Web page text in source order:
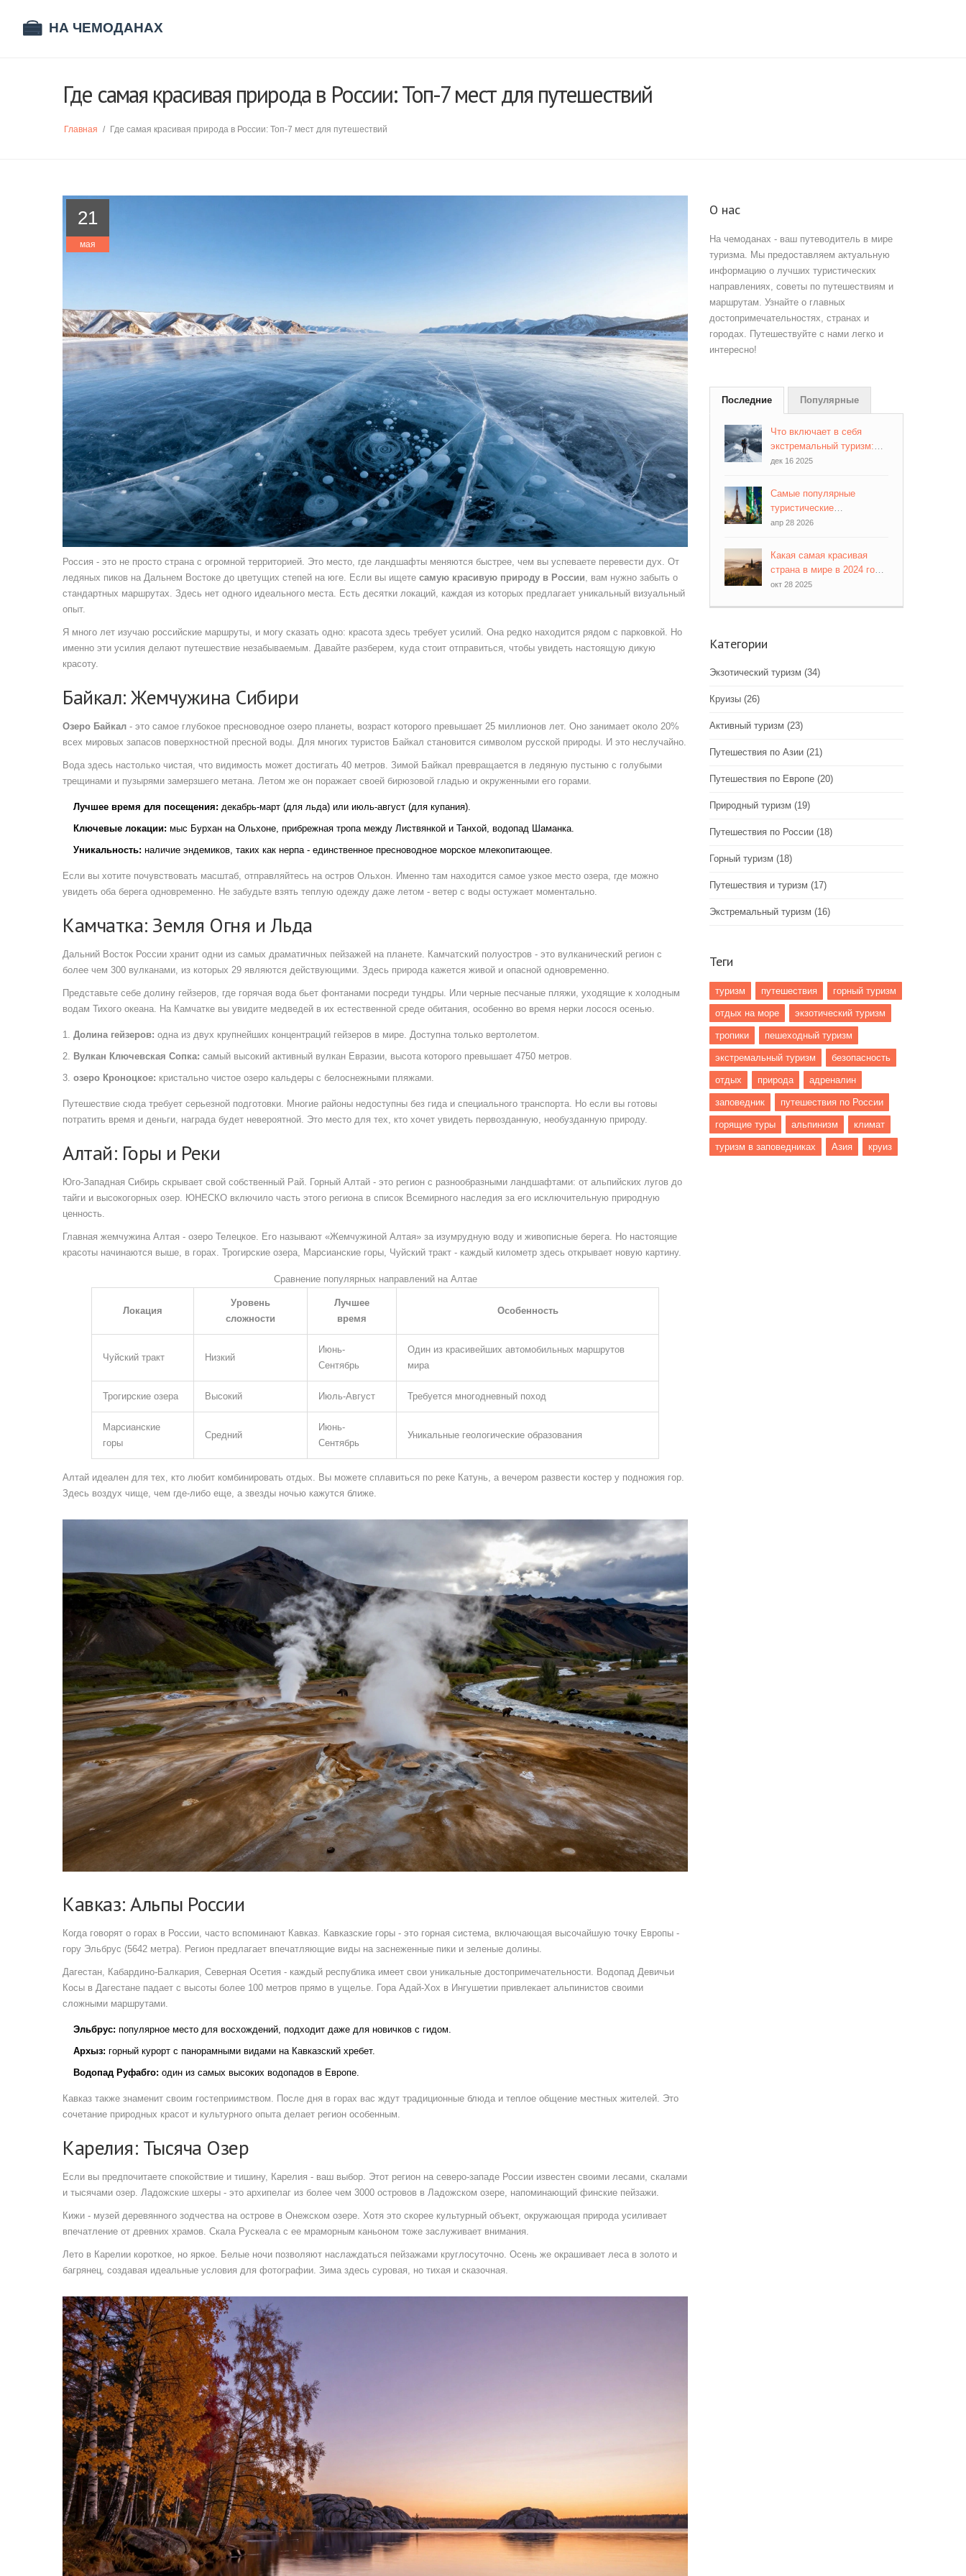
Где самая красивая природа в России: Топ-7 мест для путешествий
Главная / Где самая красивая природа в России: Топ-7 мест для путешествий
21
мая
Россия - это не просто страна с огромной территорией. Это место, где ландшафты меняются быстрее, чем вы успеваете перевести дух. От
ледяных пиков на Дальнем Востоке до цветущих степей на юге. Если вы ищете самую красивую природу в России, вам нужно забыть о
стандартных маршрутах. Здесь нет одного идеального места. Есть десятки локаций, каждая из которых предлагает уникальный визуальный
опыт.
Я много лет изучаю российские маршруты, и могу сказать одно: красота здесь требует усилий. Она редко находится рядом с парковкой. Но
именно эти усилия делают путешествие незабываемым. Давайте разберем, куда стоит отправиться, чтобы увидеть настоящую дикую
красоту.
Байкал: Жемчужина Сибири
Озеро Байкал - это самое глубокое пресноводное озеро планеты, возраст которого превышает 25 миллионов лет. Оно занимает около 20%
всех мировых запасов поверхностной пресной воды. Для многих туристов Байкал становится символом русской природы. И это неслучайно.
Вода здесь настолько чистая, что видимость может достигать 40 метров. Зимой Байкал превращается в ледяную пустыню с голубыми
трещинами и пузырями замерзшего метана. Летом же он поражает своей бирюзовой гладью и окруженными его горами.
Лучшее время для посещения: декабрь-март (для льда) или июль-август (для купания).
Ключевые локации: мыс Бурхан на Ольхоне, прибрежная тропа между Листвянкой и Танхой, водопад Шаманка.
Уникальность: наличие эндемиков, таких как нерпа - единственное пресноводное морское млекопитающее.
Если вы хотите почувствовать масштаб, отправляйтесь на остров Ольхон. Именно там находится самое узкое место озера, где можно
увидеть оба берега одновременно. Не забудьте взять теплую одежду даже летом - ветер с воды остужает моментально.
Камчатка: Земля Огня и Льда
Дальний Восток России хранит одни из самых драматичных пейзажей на планете. Камчатский полуостров - это вулканический регион с
более чем 300 вулканами, из которых 29 являются действующими. Здесь природа кажется живой и опасной одновременно.
Представьте себе долину гейзеров, где горячая вода бьет фонтанами посреди тундры. Или черные песчаные пляжи, уходящие к холодным
водам Тихого океана. На Камчатке вы увидите медведей в их естественной среде обитания, особенно во время нерки лосося осенью.
Долина гейзеров: одна из двух крупнейших концентраций гейзеров в мире. Доступна только вертолетом.
Вулкан Ключевская Сопка: самый высокий активный вулкан Евразии, высота которого превышает 4750 метров.
озеро Кроноцкое: кристально чистое озеро кальдеры с белоснежными пляжами.
Путешествие сюда требует серьезной подготовки. Многие районы недоступны без гида и специального транспорта. Но если вы готовы
потратить время и деньги, награда будет невероятной. Это место для тех, кто хочет увидеть первозданную, необузданную природу.
Алтай: Горы и Реки
Юго-Западная Сибирь скрывает свой собственный Рай. Горный Алтай - это регион с разнообразными ландшафтами: от альпийских лугов до
тайги и высокогорных озер. ЮНЕСКО включило часть этого региона в список Всемирного наследия за его исключительную природную
ценность.
Главная жемчужина Алтая - озеро Телецкое. Его называют «Жемчужиной Алтая» за изумрудную воду и живописные берега. Но настоящие
красоты начинаются выше, в горах. Трогирские озера, Марсианские горы, Чуйский тракт - каждый километр здесь открывает новую картину.
Сравнение популярных направлений на Алтае
Локация
Уровень
сложности
Лучшее
время
Особенность
Чуйский тракт Низкий
Июнь-
Сентябрь
Один из красивейших автомобильных маршрутов
мира
Трогирские озера Высокий Июль-Август Требуется многодневный поход
Марсианские
горы
Средний
Июнь-
Сентябрь
Уникальные геологические образования
Алтай идеален для тех, кто любит комбинировать отдых. Вы можете сплавиться по реке Катунь, а вечером развести костер у подножия гор.
Здесь воздух чище, чем где-либо еще, а звезды ночью кажутся ближе.
Кавказ: Альпы России
Когда говорят о горах в России, часто вспоминают Кавказ. Кавказские горы - это горная система, включающая высочайшую точку Европы -
гору Эльбрус (5642 метра) . Регион предлагает впечатляющие виды на заснеженные пики и зеленые долины.
Дагестан, Кабардино-Балкария, Северная Осетия - каждый республика имеет свои уникальные достопримечательности. Водопад Девичьи
Косы в Дагестане падает с высоты более 100 метров прямо в ущелье. Гора Адай-Хох в Ингушетии привлекает альпинистов своими
сложными маршрутами.
Эльбрус: популярное место для восхождений, подходит даже для новичков с гидом.
Архыз: горный курорт с панорамными видами на Кавказский хребет.
Водопад Руфабго: один из самых высоких водопадов в Европе.
Кавказ также знаменит своим гостеприимством. После дня в горах вас ждут традиционные блюда и теплое общение местных жителей. Это
сочетание природных красот и культурного опыта делает регион особенным.
Карелия: Тысяча Озер
Если вы предпочитаете спокойствие и тишину, Карелия - ваш выбор. Этот регион на северо-западе России известен своими лесами, скалами
и тысячами озер. Ладожские шхеры - это архипелаг из более чем 3000 островов в Ладожском озере, напоминающий финские пейзажи
Кижи - музей деревянного зодчества на острове в Онежском озере. Хотя это скорее культурный объект, окружающая природа усиливает
впечатление от древних храмов. Скала Рускеала с ее мраморным каньоном тоже заслуживает внимания.
Лето в Карелии короткое, но яркое. Белые ночи позволяют наслаждаться пейзажами круглосуточно. Осень же окрашивает леса в золото и
багрянец, создавая идеальные условия для фотографии. Зима здесь суровая, но тихая и сказочная.
О нас
На чемоданах - ваш путеводитель в мире
туризма. Мы предоставляем актуальную
информацию о лучших туристических
направлениях, советы по путешествиям и
маршрутам. Узнайте о главных
достопримечательностях, странах и
городах. Путешествуйте с нами легко и
интересно!
Последние Популярные
Что включает в себя
экстремальный туризм:
полный список
дек 16 2025
Самые популярные
туристические
направления мира: куда
апр 28 2026
Какая самая красивая
страна в мире в 2024 году:
реальные места, которые
окт 28 2025
Категории
Экзотический туризм (34)
Круизы (26)
Активный туризм (23)
Путешествия по Азии (21)
Путешествия по Европе (20)
Природный туризм (19)
Путешествия по России (18)
Горный туризм (18)
Путешествия и туризм (17)
Экстремальный туризм (16)
Теги
туризм путешествия горный туризм
отдых на море экзотический туризм
тропики пешеходный туризм
экстремальный туризм безопасность
отдых природа адреналин
заповедник путешествия по России
горящие туры альпинизм климат
туризм в заповедниках Азия круиз